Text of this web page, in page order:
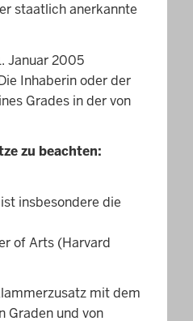
staatlich anerkannte
Januar 2005
Inhaberin oder der
Grades in der von
zu beachten:
insbesondere die
of Arts (Harvard
mit dem
Graden und von